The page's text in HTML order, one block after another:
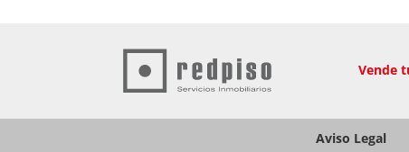
Vende
Aviso Legal